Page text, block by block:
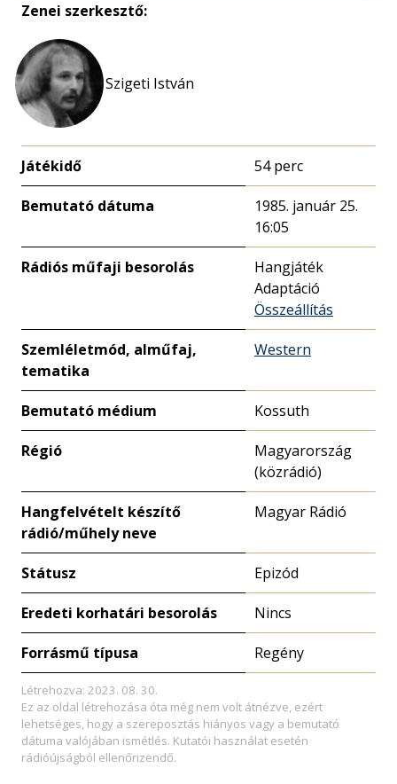
Zenei szerkesztő:
Szigeti István
Játékidő 54 perc
Bemutató dátuma
1985. január 25.
16:05
Rádiós műfaji besorolás
Hangjáték
Adaptáció
Összeállítás
Szemléletmód, alműfaj,
tematika
Western
Bemutató médium Kossuth
Régió
Magyarország
(közrádió)
Hangfelvételt készítő
rádió/műhely neve
Magyar Rádió
Státusz Epizód
Eredeti korhatári besorolás Nincs
Forrásmű típusa Regény
Létrehozva: 2023. 08. 30.
Ez az oldal létrehozása óta még nem volt átnézve, ezért
lehetséges, hogy a szereposztás hiányos vagy a bemutató
dátuma valójában ismétlés. Kutatói használat esetén
rádióújságból ellenőrizendő.